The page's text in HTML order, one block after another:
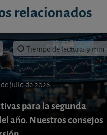
relacionados
Tiempo de lectura: 9 min.
julio de 2026
para la segunda
año. Nuestros consejos